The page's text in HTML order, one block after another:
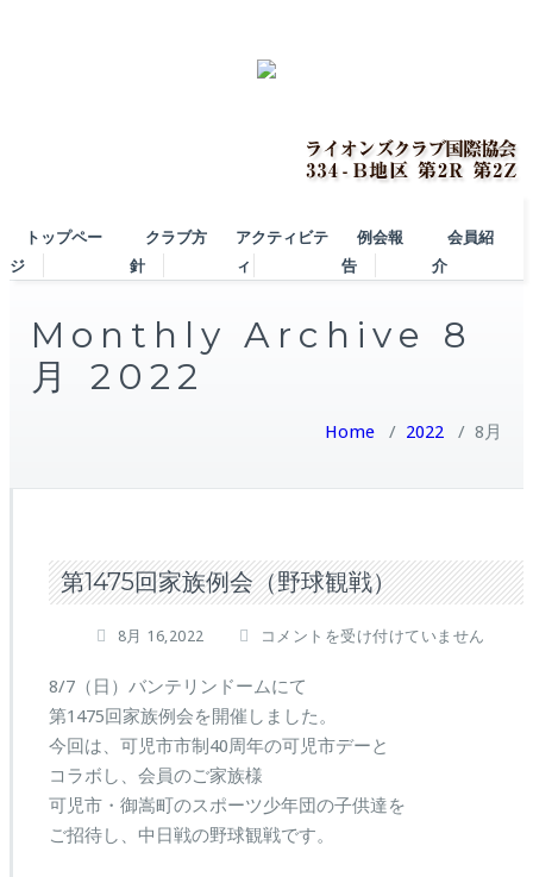
トップペー
ジ
クラブ方
針
アクティビテ
ィ
例会報
告
会員紹
介
Monthly Archive 8
月 2022
Home / 2022 / 8月
第1475回家族例会（野球観戦）
8月 16,2022
第
4
7
5
回
族
例
会
コメントを受け付けていません
8/7（日）バンテリンドームにて
第1475回家族例会を開催しました。
今回は、可児市市制40周年の可児市デーと
コラボし、会員のご家族様
可児市・御嵩町のスポーツ少年団の子供達を
ご招待し、中日戦の野球観戦です。